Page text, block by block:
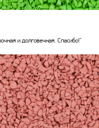
и долговечная. Спасибо!"